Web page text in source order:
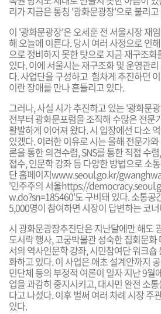
리가 지금은 통칭 '광화문광장'으로 불리고
이 '광화문광장'은 오세훈 전 서울시장 재
해 오늘에 이른다. 당시 여러 사정으로 인
으로 정비하지 못한 탓으로 지금 재구조화
있다. 이에 서울시는 재구조화및 운영관
다. 사업단을 구성하고 힘차게 추진하던
이란 장애를 만나 흔들리고 있다.
그러나, 사실 시가 추진하고 있는 '광화문
전부터 광화문포럼을 조직해 수많은 전문
활발하게 이어져 왔다. 시 입장에선 다소
있겠다. 이러한 이유로시는 올해 전문가
론을 통한 의견수렴, SNS를 통한 직접 수
접수, 인문학 강좌 등다양한 방법으로 소
단 홈페이지www.seoul.go.kr/
'민주주의 서울https://
w.do?sn=185460'도 구비돼 있다. 소통공
5,000명이 참여하면 시장이 답변하는 코
시 광화문광장추진단은 지난달에만 해도
도시락 행사,고궁박물관 성숙한 집회문화
서의 역사인문학 강좌,시민참여단 워크숍
화하고 있다.이 사업은 애초 설계안까지
민단체 등의 부정적 여론이 일자 지난 9월
업을 과감히 중지시키고, 대시민 완전 소
다고 나섰다. 이후 벌써 여러 차례 시장 주
있다.